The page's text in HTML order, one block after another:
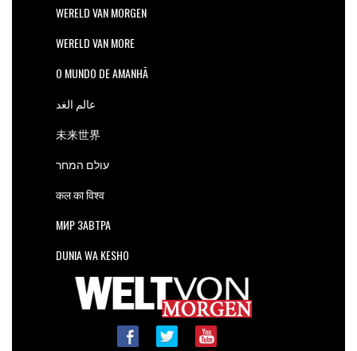
WERELD VAN MORGEN
WERELD VAN MORE
O MUNDO DE AMANHÃ
عالم الغد
未来世界
עולם המחר
कल का विश्व
МИР ЗАВТРА
DUNIA WA KESHO